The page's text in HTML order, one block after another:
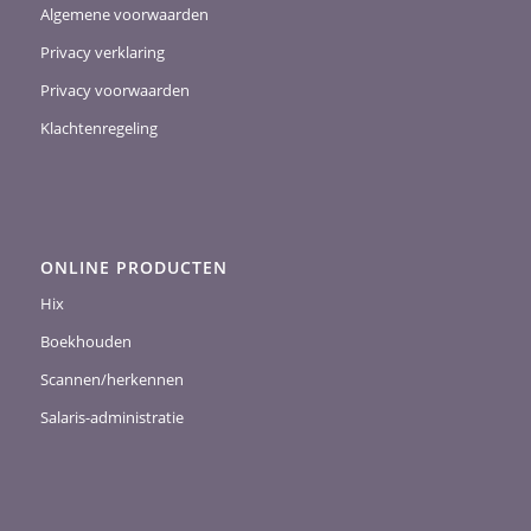
Algemene voorwaarden
Privacy verklaring
Privacy voorwaarden
Klachtenregeling
ONLINE PRODUCTEN
Hix
Boekhouden
Scannen/herkennen
Salaris-administratie